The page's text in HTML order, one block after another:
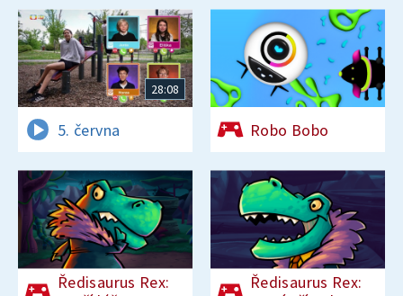
28:08
5. června Robo Bobo
Ředisaurus Rex:
Ředisaurus Rex: